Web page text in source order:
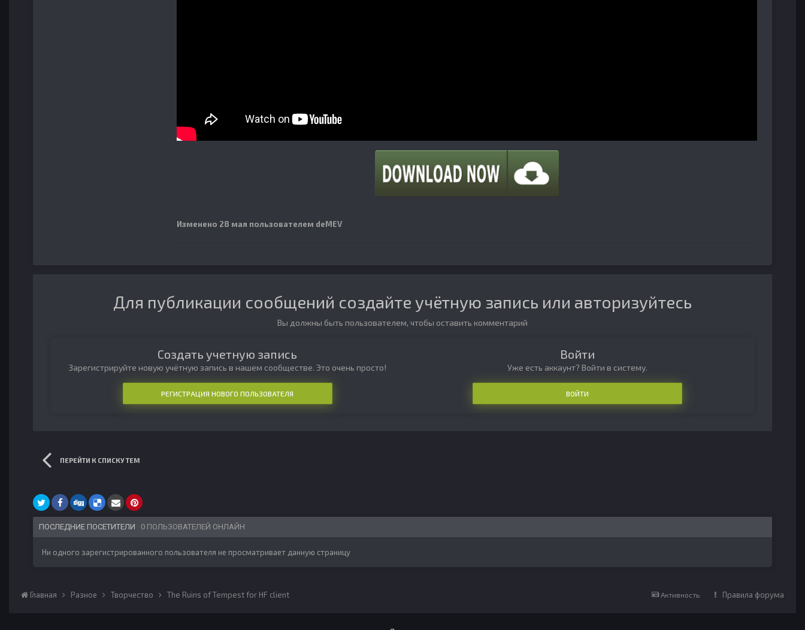
Изменено 28 мая пользователем deMEV
Для публикации сообщений создайте учётную запись или авторизуйтесь
Вы должны быть пользователем, чтобы оставить комментарий
Создать учетную запись
Зарегистрируйте новую учётную запись в нашем сообществе. Это очень просто!
РЕГИСТРАЦИЯ НОВОГО ПОЛЬЗОВАТЕЛЯ
Войти
Уже есть аккаунт? Войти в систему.
ВОЙТИ
ПЕРЕЙТИ К СПИСКУ ТЕМ
ПОСЛЕДНИЕ ПОСЕТИТЕЛИ 0 ПОЛЬЗОВАТЕЛЕЙ ОНЛАЙН
Ни одного зарегистрированного пользователя не просматривает данную страницу
Активность Правила форума
Главная Разное Творчество The Ruins of Tempest for HF client